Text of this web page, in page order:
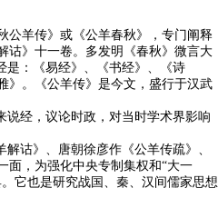
公羊传》或《公羊春秋》，专门阐释
诂》十一卷。多发明《春秋》微言大
是：《易经》、《书经》、《诗
》。《公羊传》是今文，盛行于汉武
说经，议论时政，对当时学术界影响
诂》、唐朝徐彦作《公羊传疏》、
面，为强化中央专制集权和“大一
它也是研究战国、秦、汉间儒家思想